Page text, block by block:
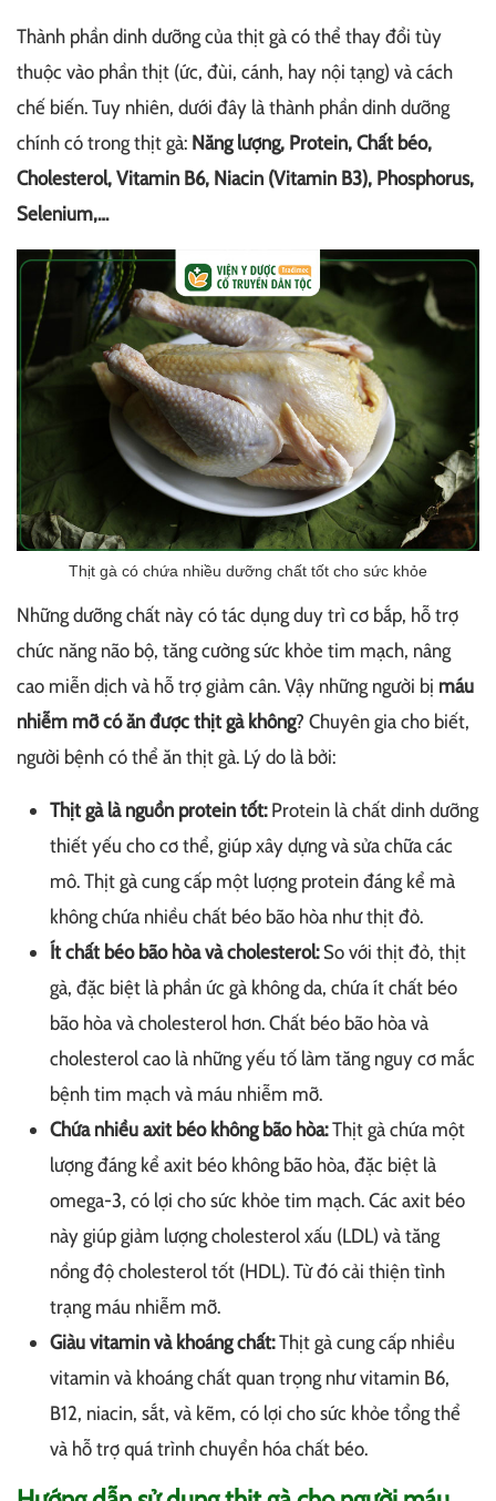
Thành phần dinh dưỡng của thịt gà có thể thay đổi tùy
thuộc vào phần thịt (ức, đùi, cánh, hay nội tạng) và cách
chế biến. Tuy nhiên, dưới đây là thành phần dinh dưỡng
chính có trong thịt gà: Năng lượng, Protein, Chất béo,
Cholesterol, Vitamin B6, Niacin (Vitamin B3), Phosphorus,
Selenium,…
Thịt gà có chứa nhiều dưỡng chất tốt cho sức khỏe
Những dưỡng chất này có tác dụng duy trì cơ bắp, hỗ trợ
chức năng não bộ, tăng cường sức khỏe tim mạch, nâng
cao miễn dịch và hỗ trợ giảm cân. Vậy những người bị máu
nhiễm mỡ có ăn được thịt gà không? Chuyên gia cho biết,
người bệnh có thể ăn thịt gà. Lý do là bởi:
Thịt gà là nguồn protein tốt:Protein là chất dinh dưỡng
thiết yếu cho cơ thể, giúp xây dựng và sửa chữa các
mô. Thịt gà cung cấp một lượng protein đáng kể mà
không chứa nhiều chất béo bão hòa như thịt đỏ.
Ít chất béo bão hòa và cholesterol:So với thịt đỏ, thịt
gà, đặc biệt là phần ức gà không da, chứa ít chất béo
bão hòa và cholesterol hơn. Chất béo bão hòa và
cholesterol cao là những yếu tố làm tăng nguy cơ mắc
bệnh tim mạch và máu nhiễm mỡ.
Chứa nhiều axit béo không bão hòa:Thịt gà chứa một
lượng đáng kể axit béo không bão hòa, đặc biệt là
omega-3, có lợi cho sức khỏe tim mạch. Các axit béo
này giúp giảm lượng cholesterol xấu (LDL) và tăng
nồng độ cholesterol tốt (HDL). Từ đó cải thiện tình
trạng máu nhiễm mỡ.
Giàu vitamin và khoáng chất:Thịt gà cung cấp nhiều
vitamin và khoáng chất quan trọng như vitamin B6,
B12, niacin, sắt, và kẽm, có lợi cho sức khỏe tổng thể
và hỗ trợ quá trình chuyển hóa chất béo.